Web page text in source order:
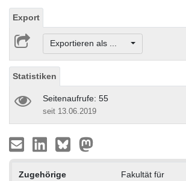
Export
Exportieren als ...
Statistiken
Seitenaufrufe: 55
seit 13.06.2019
Zugehörige
Fakultät für